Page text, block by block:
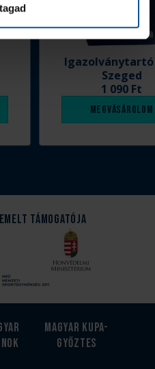
Szeged
1 090 Ft
Megvásárolom
támogatója
Magyar kupa-
győztes